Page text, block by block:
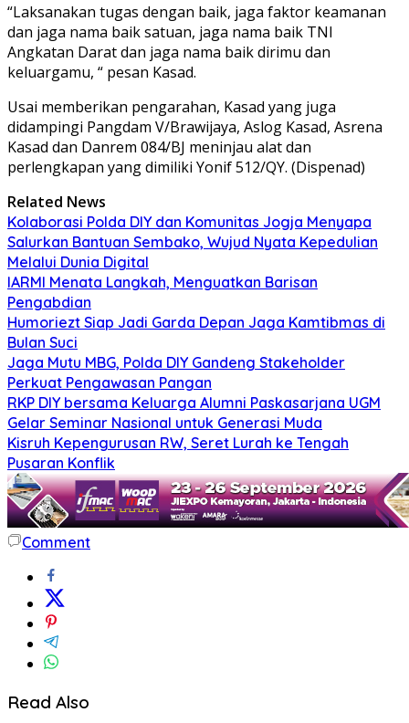
“Laksanakan tugas dengan baik, jaga faktor keamanan
dan jaga nama baik satuan, jaga nama baik TNI
Angkatan Darat dan jaga nama baik dirimu dan
keluargamu, “ pesan Kasad.
Usai memberikan pengarahan, Kasad yang juga
didampingi Pangdam V/Brawijaya, Aslog Kasad, Asrena
Kasad dan Danrem 084/BJ meninjau alat dan
perlengkapan yang dimiliki Yonif 512/QY. (Dispenad)
Related News
Kolaborasi Polda DIY dan Komunitas Jogja Menyapa
Salurkan Bantuan Sembako, Wujud Nyata Kepedulian
Melalui Dunia Digital
IARMI Menata Langkah, Menguatkan Barisan
Pengabdian
Humoriezt Siap Jadi Garda Depan Jaga Kamtibmas di
Bulan Suci
Jaga Mutu MBG, Polda DIY Gandeng Stakeholder
Perkuat Pengawasan Pangan
RKP DIY bersama Keluarga Alumni Paskasarjana UGM
Gelar Seminar Nasional untuk Generasi Muda
Kisruh Kepengurusan RW, Seret Lurah ke Tengah
Pusaran Konflik
Comment
Read Also